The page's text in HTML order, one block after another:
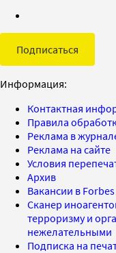
Подписаться
Информация:
Контактная
Правила
Реклама в
Реклама на сайте
Условия
Архив
Вакансии в
Сканер
терроризму и
нежелательными
Подписка на